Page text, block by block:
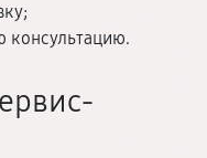
консультацию.